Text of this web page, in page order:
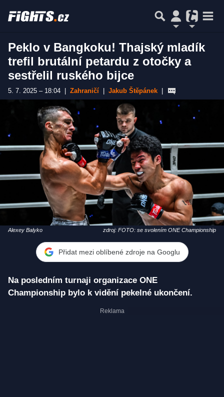
Peklo v Bangkoku! Thajský mladík
trefil brutální petardu z otočky a
sestřelil ruského bijce
5. 7. 2025 – 18:04 Zahraničí Jakub Štěpánek
Alexey Balyko zdroj: FOTO: se svolením ONE Championship
Přidat mezi oblíbené zdroje na Googlu
Na posledním turnaji organizace ONE
Championship bylo k vidění pekelné ukončení.